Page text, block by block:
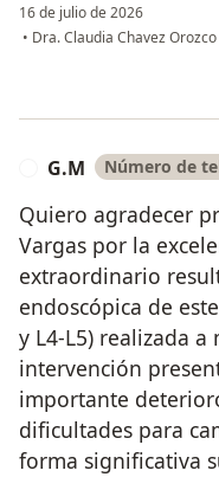
16 de julio de 2026
• Dra. Claudia Chavez Orozco
G.M Número de
Quiero agradecer
Vargas por la
extraordinario
endoscópica de
y L4-L5) realizada
intervención
importante
dificultades para
forma significativa